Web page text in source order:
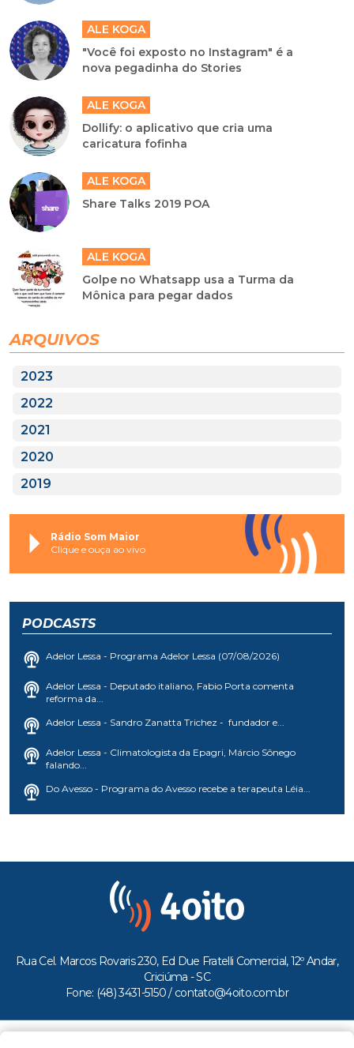
ALE KOGA
"Você foi exposto no Instagram" é a
nova pegadinha do Stories
ALE KOGA
Dollify: o aplicativo que cria uma
caricatura fofinha
ALE KOGA
Share Talks 2019 POA
ALE KOGA
Golpe no Whatsapp usa a Turma da
Mônica para pegar dados
ARQUIVOS
2023
2022
2021
2020
2019
Rádio Som Maior
Clique e ouça ao vivo
PODCASTS
Adelor Lessa - Programa Adelor Lessa (07/08/2026)
Adelor Lessa - Deputado italiano, Fabio Porta comenta
reforma da...
Adelor Lessa - Sandro Zanatta Trichez - fundador e...
Adelor Lessa - Climatologista da Epagri, Márcio Sônego
falando...
Do Avesso - Programa do Avesso recebe a terapeuta Léia...
Rua Cel. Marcos Rovaris 230, Ed Due Fratelli Comercial, 12º Andar,
Criciúma - SC
Fone: (48) 3431-5150 / contato@4oito.com.br